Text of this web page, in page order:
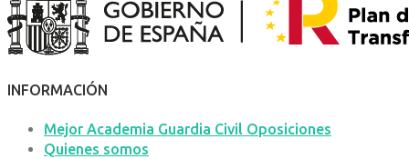
INFORMACIÓN
Mejor Academia Guardia Civil Oposiciones
Quienes somos